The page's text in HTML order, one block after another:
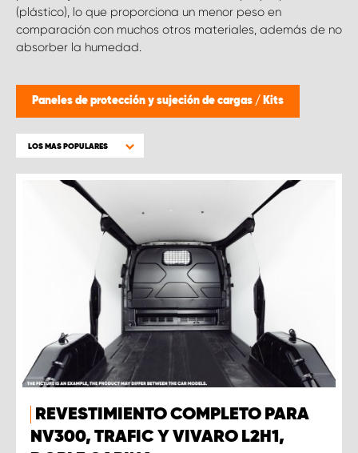
(plástico), lo que proporciona un menor peso en
comparación con muchos otros materiales, además de no
absorber la humedad.
Paneles de protección y sujeción de cargas / Kits
LOS MAS POPULARES
REVESTIMIENTO COMPLETO PARA
NV300, TRAFIC Y VIVARO L2H1,